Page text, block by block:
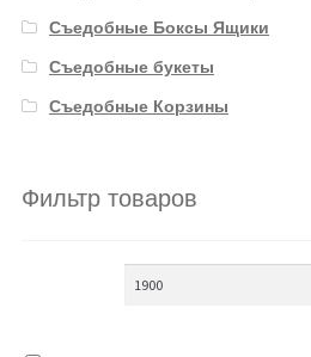
Съедобные Боксы Ящики
Съедобные букеты
Съедобные Корзины
Фильтр товаров